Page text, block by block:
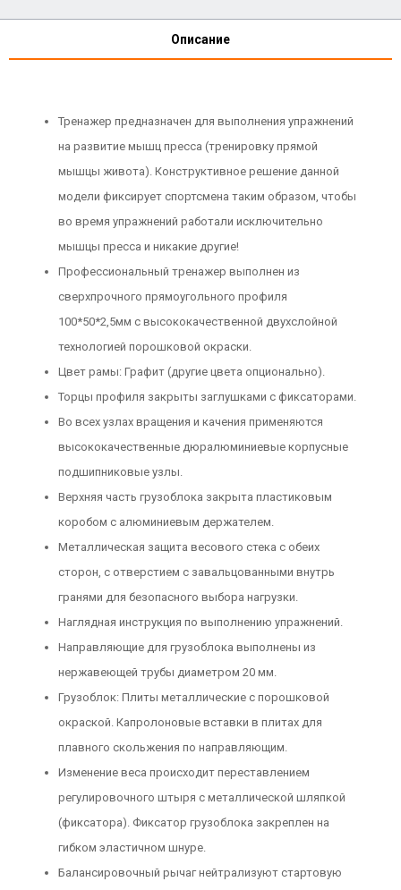
Описание
Тренажер предназначен для выполнения упражнений
на развитие мышц пресса (тренировку прямой
мышцы живота). Конструктивное решение данной
модели фиксирует спортсмена таким образом, чтобы
во время упражнений работали исключительно
мышцы пресса и никакие другие!
Профессиональный тренажер выполнен из
сверхпрочного прямоугольного профиля
100*50*2,5мм с высококачественной двухслойной
технологией порошковой окраски.
Цвет рамы: Графит (другие цвета опционально).
Торцы профиля закрыты заглушками с фиксаторами.
Во всех узлах вращения и качения применяются
высококачественные дюралюминиевые корпусные
подшипниковые узлы.
Верхняя часть грузоблока закрыта пластиковым
коробом с алюминиевым держателем.
Металлическая защита весового стека с обеих
сторон, с отверстием с завальцованными внутрь
гранями для безопасного выбора нагрузки.
Наглядная инструкция по выполнению упражнений.
Направляющие для грузоблока выполнены из
нержавеющей трубы диаметром 20 мм.
Грузоблок: Плиты металлические с порошковой
окраской. Капролоновые вставки в плитах для
плавного скольжения по направляющим.
Изменение веса происходит переставлением
регулировочного штыря с металлической шляпкой
(фиксатора). Фиксатор грузоблока закреплен на
гибком эластичном шнуре.
Балансировочный рычаг нейтрализуют стартовую